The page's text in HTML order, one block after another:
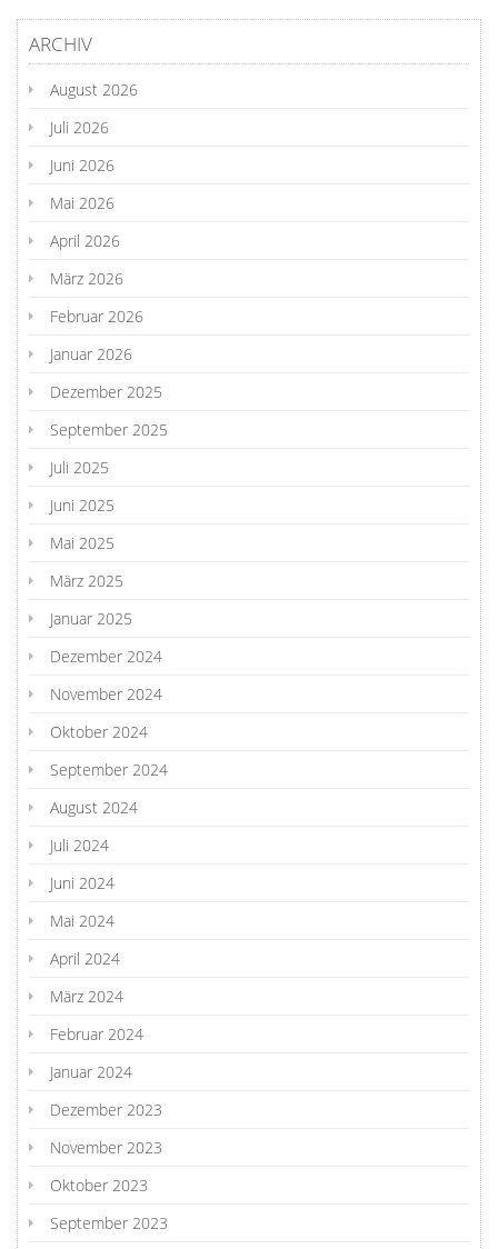
ARCHIV
August 2026
Juli 2026
Juni 2026
Mai 2026
April 2026
März 2026
Februar 2026
Januar 2026
Dezember 2025
September 2025
Juli 2025
Juni 2025
Mai 2025
März 2025
Januar 2025
Dezember 2024
November 2024
Oktober 2024
September 2024
August 2024
Juli 2024
Juni 2024
Mai 2024
April 2024
März 2024
Februar 2024
Januar 2024
Dezember 2023
November 2023
Oktober 2023
September 2023